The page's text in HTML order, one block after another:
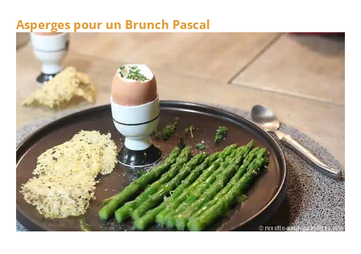
Asperges pour un Brunch Pascal